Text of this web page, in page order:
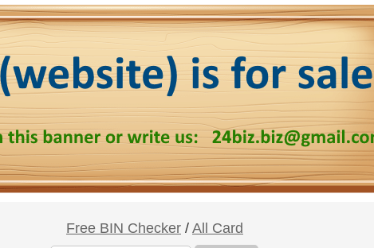
Free BIN Checker / All Card